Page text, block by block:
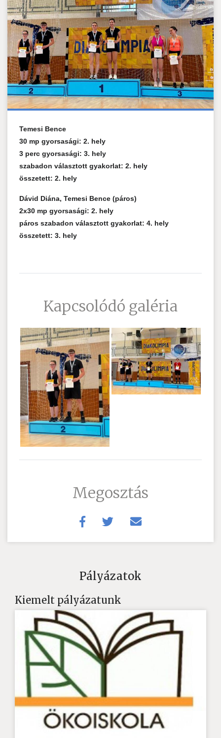
Temesi Bence
30 mp gyorsasági: 2. hely
3 perc gyorsasági: 3. hely
szabadon választott gyakorlat: 2. hely
összetett: 2. hely
Dávid Diána, Temesi Bence (páros)
2x30 mp gyorsasági: 2. hely
páros szabadon választott gyakorlat: 4. hely
összetett: 3. hely
Kapcsolódó galéria
Megosztás
Pályázatok
Kiemelt pályázatunk